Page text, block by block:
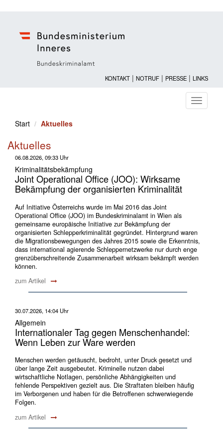
KONTAKT | NOTRUF | PRESSE | LINKS
ein-/
Start
Aktuelles
Aktuelles
06.08.2026, 09:33 Uhr
Kriminalitätsbekämpfung
Joint Operational Office (JOO): Wirksame
Bekämpfung der organisierten Kriminalität
Auf Initiative Österreichs wurde im Mai 2016 das Joint
Operational Office (JOO) im Bundeskriminalamt in Wien als
gemeinsame europäische Initiative zur Bekämpfung der
organisierten Schlepperkriminalität gegründet. Hintergrund waren
die Migrationsbewegungen des Jahres 2015 sowie die Erkenntnis,
dass international agierende Schleppernetzwerke nur durch enge
grenzüberschreitende Zusammenarbeit wirksam bekämpft werden
können.
zum Artikel
30.07.2026, 14:04 Uhr
Allgemein
Internationaler Tag gegen Menschenhandel:
Wenn Leben zur Ware werden
Menschen werden getäuscht, bedroht, unter Druck gesetzt und
über lange Zeit ausgebeutet. Kriminelle nutzen dabei
wirtschaftliche Notlagen, persönliche Abhängigkeiten und
fehlende Perspektiven gezielt aus. Die Straftaten bleiben häufig
im Verborgenen und haben für die Betroffenen schwerwiegende
Folgen.
zum Artikel